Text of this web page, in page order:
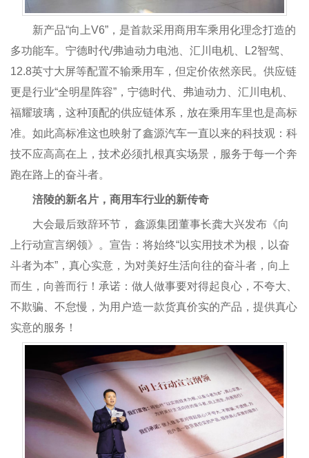
新产品“向上V6”，是首款采用商用车乘用化理念打造的
多功能车。宁德时代/弗迪动力电池、汇川电机、L2智驾、
12.8英寸大屏等配置不输乘用车，但定价依然亲民。供应链
更是行业“全明星阵容”，宁德时代、弗迪动力、汇川电机、
福耀玻璃，这种顶配的供应链体系，放在乘用车里也是高标
准。如此高标准这也映射了鑫源汽车一直以来的科技观：科
技不应高高在上，技术必须扎根真实场景，服务于每一个奔
跑在路上的奋斗者。
涪陵的新名片，商用车行业的新传奇
大会最后致辞环节， 鑫源集团董事长龚大兴发布《向
上行动宣言纲领》。宣告：将始终“以实用技术为根，以奋
斗者为本”，真心实意，为对美好生活向往的奋斗者，向上
而生，向善而行！承诺：做人做事要对得起良心，不夸大、
不欺骗、不怠慢，为用户造一款货真价实的产品，提供真心
实意的服务！